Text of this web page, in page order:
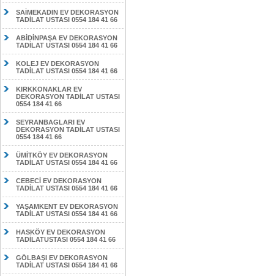
SAİMEKADIN EV DEKORASYON
TADİLAT USTASI 0554 184 41 66
ABİDİNPAŞA EV DEKORASYON
TADİLAT USTASI 0554 184 41 66
KOLEJ EV DEKORASYON
TADİLAT USTASI 0554 184 41 66
KIRKKONAKLAR EV
DEKORASYON TADİLAT USTASI
0554 184 41 66
SEYRANBAGLARI EV
DEKORASYON TADİLAT USTASI
0554 184 41 66
ÜMİTKÖY EV DEKORASYON
TADİLAT USTASI 0554 184 41 66
CEBECİ EV DEKORASYON
TADİLAT USTASI 0554 184 41 66
YAŞAMKENT EV DEKORASYON
TADİLAT USTASI 0554 184 41 66
HASKÖY EV DEKORASYON
TADİLATUSTASI 0554 184 41 66
GÖLBAŞI EV DEKORASYON
TADİLAT USTASI 0554 184 41 66